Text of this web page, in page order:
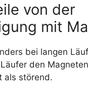
von der
mit
bei langen
den
als störend.